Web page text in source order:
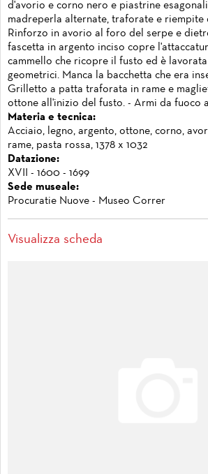
d'avorio e corno nero e piastrine
madreperla alternate, traforate e riempite
Rinforzo in avorio al foro del serpe e
fascetta in argento inciso copre
cammello che ricopre il fusto ed è
geometrici. Manca la bacchetta che era
Grilletto a patta traforata in rame e
ottone all'inizio del fusto. - Armi da fuoco
Materia e tecnica:
Acciaio, legno, argento, ottone, corno,
rame, pasta rossa, 1378 x 1032
Datazione:
XVII - 1600 - 1699
Sede museale:
Procuratie Nuove - Museo Correr
Visualizza scheda